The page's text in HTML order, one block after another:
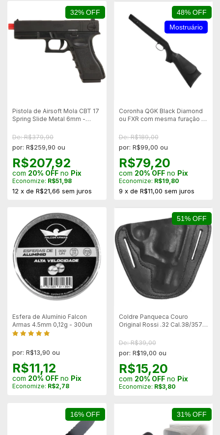
32% OFF
Pistola de Airsoft Mola CBT 17
Spring Slide Metal 6mm -
De: R$379,90
por: R$259,90 ou
R$207,92
com 20% OFF no Pix
Economize: R$51,98
12 x de R$21,66 sem juros
48% OFF
Mostruário
Coronha QGK Black Diamond
ou FXR com mesma furação -
De: R$189,00
por: R$99,00 ou
R$79,20
com 20% OFFno Pix
Economize: R$19,80
9 x de R$11,00 sem juros
Esfera de Alumínio Falcon
Armas 4.5mm 0,12g - 300un
por: R$13,90 ou
R$11,12
com 20% OFF no Pix
Economize: R$2,78
51% OFF
Coldre Panqueca Couro
Original Rossi .32 Cal.38/357
De: R$39,00
por: R$19,00 ou
R$15,20
com 20% OFFno Pix
Economize: R$3,80
16% OFF 31% OFF